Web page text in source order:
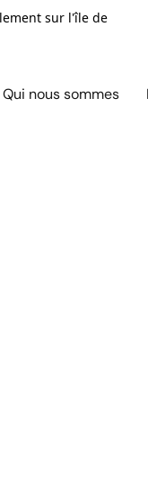
sur l'île de
Qui nous sommes